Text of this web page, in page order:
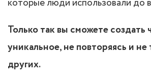
которые люди использовали до
Только так вы сможете создать
уникальное, не повторяясь и не
других.